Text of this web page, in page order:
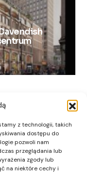
z technologii, takich
dostępu do
pozwoli nam
przeglądania lub
zgody lub
na niektóre cechy i